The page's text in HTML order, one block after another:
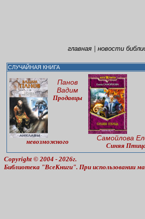
главная| новости
СЛУЧАЙНАЯ КНИГА
Панов
Вадим
Продавцы
невозможного Самойлова
Синяя
Copyright © 2004 - 2026г.
Библиотека "ВсеКниги". При использовании